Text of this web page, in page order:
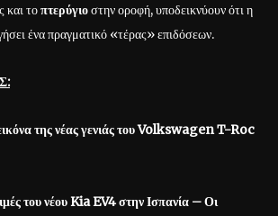
και τοπτερύγιοστην οροφή, υποδεικνύουν ότι η
ένα πραγματικό «τέρας» επιδόσεων.
της νέας γενιάς του Volkswagen T-Roc
του νέου Kia EV4 στην Ισπανία – Οι